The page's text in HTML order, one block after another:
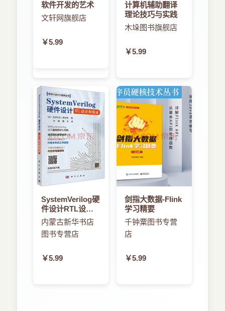
由于是开源软件，一些程序员也开发出了离线开发
包，即没有互联网时，本地也可使用。由于离线包
并非官网推出，本书不再介绍，有需要者可自行下
载。
方式一：使用安卓设备（安卓手机或平板电
软件，而是直接在云端服务器上开发，并通过在安
卓设备上安装MIT App Inventor Companion配套
App进行实时调试，如图1-1所示。
……
软件开发的艺术
文轩网旗舰店
￥5.99
计算机辅助翻译
理论技巧与实践
木垛图书旗舰店
￥5.99
SystemVerilog硬
件设计RTL设计
和验证
内蒙古新华书店
图书专营店
￥5.99
剑指大数据-Flink
学习精要
千钟粟图书专营
店
￥5.99